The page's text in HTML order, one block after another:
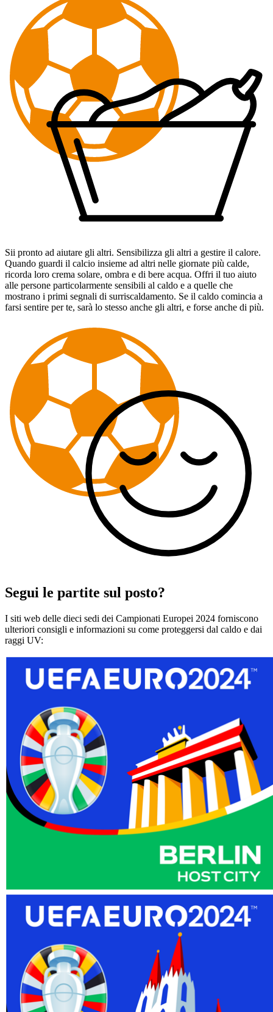
Sii pronto ad aiutare gli altri. Sensibilizza gli altri a gestire il calore.
Quando guardi il calcio insieme ad altri nelle giornate più calde,
ricorda loro crema solare, ombra e di bere acqua. Offri il tuo aiuto
alle persone particolarmente sensibili al caldo e a quelle che
mostrano i primi segnali di surriscaldamento. Se il caldo comincia a
farsi sentire per te, sarà lo stesso anche gli altri, e forse anche di più.
Segui le partite sul posto?
I siti web delle dieci sedi dei Campionati Europei 2024 forniscono
ulteriori consigli e informazioni su come proteggersi dal caldo e dai
raggi UV: